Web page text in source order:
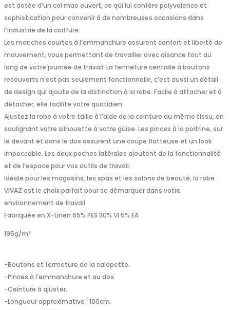
est dotée d’un col mao ouvert, ce qui lui confère polyvalence et
sophistication pour convenir à de nombreuses occasions dans
l’industrie de la coiffure.
Les manches courtes à l’emmanchure assurent confort et liberté de
mouvement, vous permettant de travailler avec aisance tout au
long de votre journée de travail. La fermeture centrale à boutons
recouverts n’est pas seulement fonctionnelle, c’est aussi un détail
de design qui ajoute de la distinction à la robe. Facile à attacher et à
détacher, elle facilite votre quotidien.
Ajustez la robe à votre taille à l’aide de la ceinture du même tissu, en
soulignant votre silhouette à votre guise. Les pinces à la poitrine, sur
le devant et dans le dos assurent une coupe flatteuse et un look
impeccable. Les deux poches latérales ajoutent de la fonctionnalité
et de l’espace pour vos outils de travail.
Idéale pour les magasins, les spas et les salons de beauté, la robe
VIVAZ est le choix parfait pour se démarquer dans votre
environnement de travail.
Fabriquée en X-Linen 65% PES 30% VI 5% EA
195g/m²
-Boutons et fermeture de la salopette.
-Pinces à l’emmanchure et au dos.
-Ceinture à ajuster.
-Longueur approximative : 100cm.